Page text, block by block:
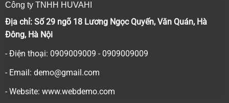
Công ty TNHH HUVAHI
Địa chỉ: Số 29 ngõ 18 Lương Ngọc Quyến, Văn Quán, Hà
Đông, Hà Nội
- Điện thoại: 0909009009 - 0909009009
- Email: demo@gmail.com
- Website: www.webdemo.com